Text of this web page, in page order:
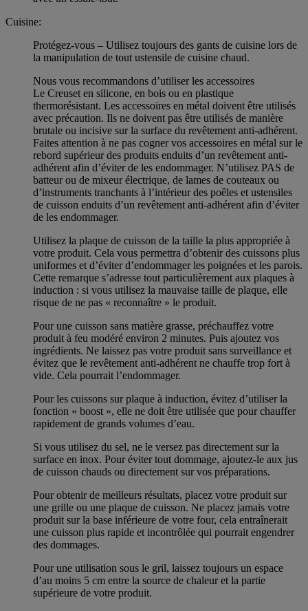
Cuisine:
Protégez-vous – Utilisez toujours des gants de cuisine lors de
la manipulation de tout ustensile de cuisine chaud.
Nous vous recommandons d’utiliser les accessoires
Le Creuset en silicone, en bois ou en plastique
thermorésistant. Les accessoires en métal doivent être utilisés
avec précaution. Ils ne doivent pas être utilisés de manière
brutale ou incisive sur la surface du revêtement anti-adhérent.
Faites attention à ne pas cogner vos accessoires en métal sur le
rebord supérieur des produits enduits d’un revêtement anti-
adhérent afin d’éviter de les endommager. N’utilisez PAS de
batteur ou de mixeur électrique, de lames de couteaux ou
d’instruments tranchants à l’intérieur des poêles et ustensiles
de cuisson enduits d’un revêtement anti-adhérent afin d’éviter
de les endommager.
Utilisez la plaque de cuisson de la taille la plus appropriée à
votre produit. Cela vous permettra d’obtenir des cuissons plus
uniformes et d’éviter d’endommager les poignées et les parois.
Cette remarque s’adresse tout particulièrement aux plaques à
induction : si vous utilisez la mauvaise taille de plaque, elle
risque de ne pas « reconnaître » le produit.
Pour une cuisson sans matière grasse, préchauffez votre
produit à feu modéré environ 2 minutes. Puis ajoutez vos
ingrédients. Ne laissez pas votre produit sans surveillance et
évitez que le revêtement anti-adhérent ne chauffe trop fort à
vide. Cela pourrait l’endommager.
Pour les cuissons sur plaque à induction, évitez d’utiliser la
fonction « boost », elle ne doit être utilisée que pour chauffer
rapidement de grands volumes d’eau.
Si vous utilisez du sel, ne le versez pas directement sur la
surface en inox. Pour éviter tout dommage, ajoutez-le aux jus
de cuisson chauds ou directement sur vos préparations.
Pour obtenir de meilleurs résultats, placez votre produit sur
une grille ou une plaque de cuisson. Ne placez jamais votre
produit sur la base inférieure de votre four, cela entraînerait
une cuisson plus rapide et incontrôlée qui pourrait engendrer
des dommages.
Pour une utilisation sous le gril, laissez toujours un espace
d’au moins 5 cm entre la source de chaleur et la partie
supérieure de votre produit.